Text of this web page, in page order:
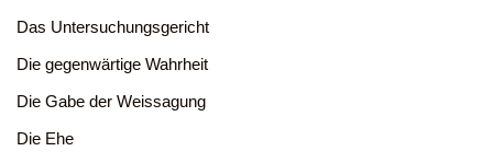
Das Untersuchungsgericht
Die gegenwärtige Wahrheit
Die Gabe der Weissagung
Die Ehe